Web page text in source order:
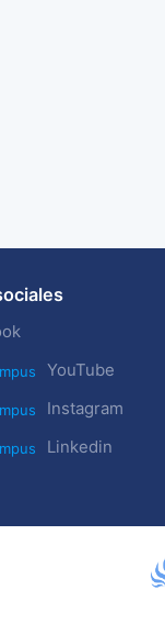
YouTube
Instagram
Linkedin